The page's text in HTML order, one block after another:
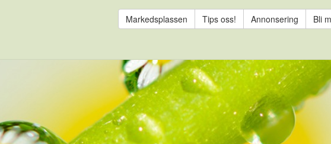
Markedsplassen Tips oss! Annonsering Bli